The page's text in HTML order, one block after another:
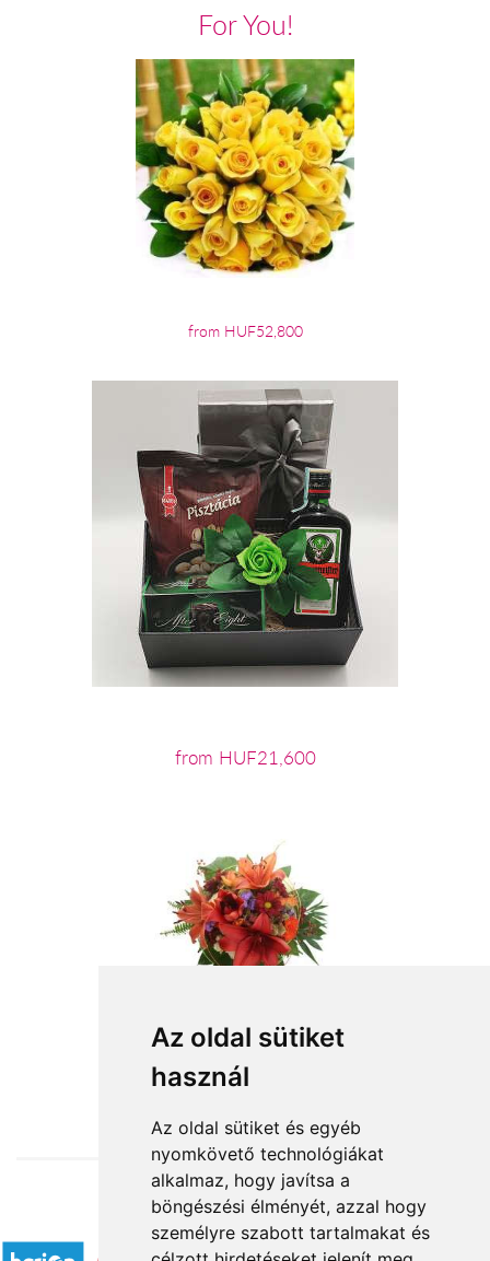
Az oldal sütiket
használ
Az oldal sütiket és egyéb
nyomkövető technológiákat
alkalmaz, hogy javítsa a
böngészési élményét, azzal hogy
személyre szabott tartalmakat és
For You!
from HUF52,800
from HUF21,600
from HUF31,020
Accepted payment methods